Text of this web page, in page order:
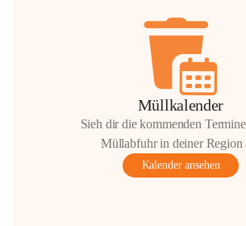
Müllkalender
Sieh dir die kommenden
Müllabfuhr in deiner Region
Kalender ansehen